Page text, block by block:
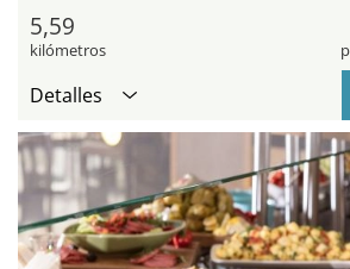
5,59
kilómetros
Detalles